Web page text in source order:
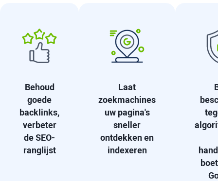
Behoud
goede
backlinks,
verbeter
de SEO-
ranglijst
Laat
zoekmachines
uw pagina's
sneller
ontdekken en
indexeren